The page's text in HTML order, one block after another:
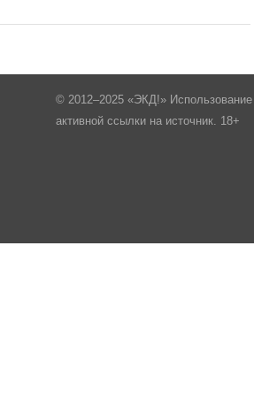
© 2012–2025 «ЭКД!»
активной ссылки на источник. 18+